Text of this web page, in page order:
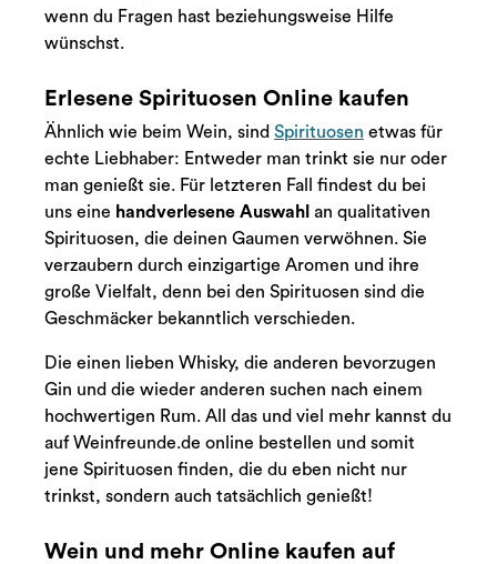
wenn du Fragen hast beziehungsweise Hilfe
wünschst.
Erlesene Spirituosen Online kaufen
Ähnlich wie beim Wein, sind Spirituosen etwas für
echte Liebhaber: Entweder man trinkt sie nur oder
man genießt sie. Für letzteren Fall findest du bei
uns eine handverlesene Auswahl an qualitativen
Spirituosen, die deinen Gaumen verwöhnen. Sie
verzaubern durch einzigartige Aromen und ihre
große Vielfalt, denn bei den Spirituosen sind die
Geschmäcker bekanntlich verschieden.
Die einen lieben Whisky, die anderen bevorzugen
Gin und die wieder anderen suchen nach einem
hochwertigen Rum. All das und viel mehr kannst du
auf Weinfreunde.de online bestellen und somit
jene Spirituosen finden, die du eben nicht nur
trinkst, sondern auch tatsächlich genießt!
Wein und mehr Online kaufen auf